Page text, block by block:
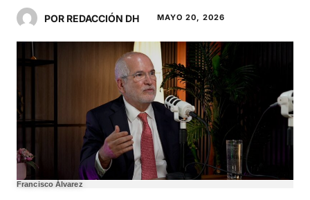
POR REDACCIÓN DH MAYO 20, 2026
Francisco Álvarez